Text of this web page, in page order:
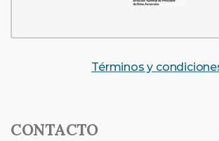
Términos y
CONTACTO